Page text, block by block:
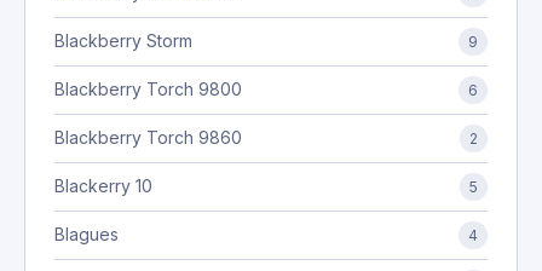
Blackberry Storm 9
Blackberry Torch 9800 6
Blackberry Torch 9860 2
Blackerry 10 5
Blagues 4